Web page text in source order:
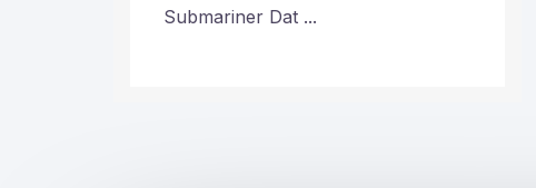
Submariner Dat ...